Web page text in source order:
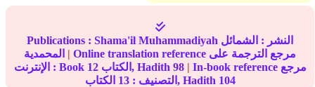
Publications : Shama'il Muhammadiyah النشر : الشمائل
المحمدية | Online translation reference مرجع الترجمة على
الإنترنت : Book 12 الكتاب, Hadith 98 | In-book reference مرجع
التصنيف :13 الكتاب, Hadith 104